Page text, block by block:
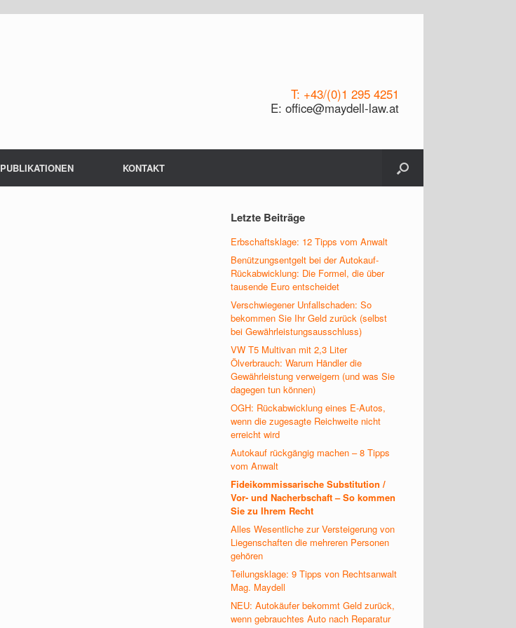
T: +43/(0)1 295 4251
E: office@maydell-law.at
PUBLIKATIONEN KONTAKT
Letzte Beiträge
Erbschaftsklage: 12 Tipps vom Anwalt
Benützungsentgelt bei der Autokauf-
Rückabwicklung: Die Formel, die über
tausende Euro entscheidet
Verschwiegener Unfallschaden: So
bekommen Sie Ihr Geld zurück (selbst
bei Gewährleistungsausschluss)
VW T5 Multivan mit 2,3 Liter
Ölverbrauch: Warum Händler die
Gewährleistung verweigern (und was Sie
dagegen tun können)
OGH: Rückabwicklung eines E-Autos,
wenn die zugesagte Reichweite nicht
erreicht wird
Autokauf rückgängig machen – 8 Tipps
vom Anwalt
Fideikommissarische Substitution /
Vor- und Nacherbschaft – So kommen
Sie zu Ihrem Recht
Alles Wesentliche zur Versteigerung von
Liegenschaften die mehreren Personen
gehören
Teilungsklage: 9 Tipps von Rechtsanwalt
Mag. Maydell
NEU: Autokäufer bekommt Geld zurück,
wenn gebrauchtes Auto nach Reparatur